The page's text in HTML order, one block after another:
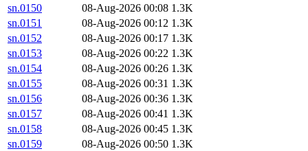
sn.0150
08-Aug-2026 00:08 1.3K
sn.0151
08-Aug-2026 00:12 1.3K
sn.0152
08-Aug-2026 00:17 1.3K
sn.0153
08-Aug-2026 00:22 1.3K
sn.0154
08-Aug-2026 00:26 1.3K
sn.0155
08-Aug-2026 00:31 1.3K
sn.0156
08-Aug-2026 00:36 1.3K
sn.0157
08-Aug-2026 00:41 1.3K
sn.0158
08-Aug-2026 00:45 1.3K
sn.0159
08-Aug-2026 00:50 1.3K